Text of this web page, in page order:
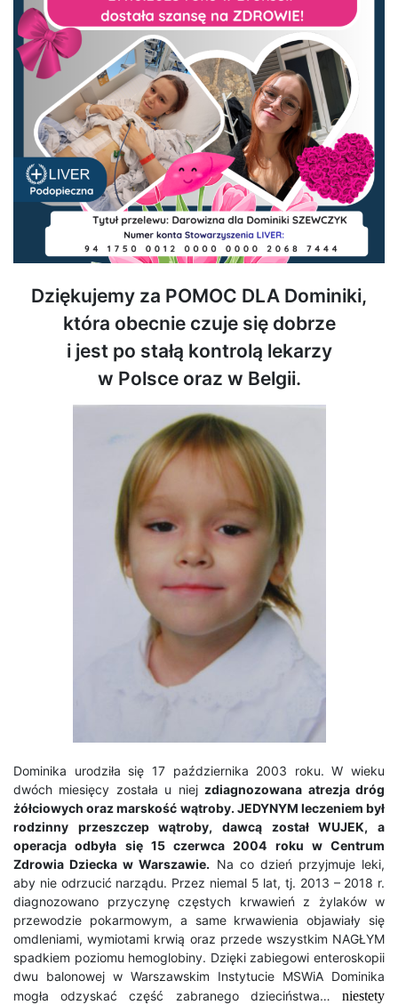
Dziękujemy za POMOC DLA Dominiki,
która obecnie czuje się dobrze
i jest po stałą kontrolą lekarzy
w Polsce oraz w Belgii.
Dominika urodziła się 17 października 2003 roku. W wieku
dwóch miesięcy została u niej zdiagnozowana atrezja dróg
żółciowych oraz marskość wątroby. JEDYNYM leczeniem był
rodzinny przeszczep wątroby, dawcą został WUJEK, a
operacja odbyła się 15 czerwca 2004 roku w Centrum
Zdrowia Dziecka w Warszawie. Na co dzień przyjmuje leki,
aby nie odrzucić narządu. Przez niemal 5 lat, tj. 2013 – 2018 r.
diagnozowano przyczynę częstych krwawień z żylaków w
przewodzie pokarmowym, a same krwawienia objawiały się
omdleniami, wymiotami krwią oraz przede wszystkim NAGŁYM
spadkiem poziomu hemoglobiny. Dzięki zabiegowi enteroskopii
dwu balonowej w Warszawskim Instytucie MSWiA Dominika
mogła odzyskać część zabranego dzieciństwa… niestety